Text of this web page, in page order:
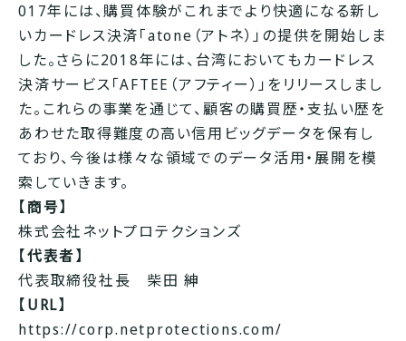
017年には、購買体験がこれまでより快適になる新し
いカードレス決済「atone（アトネ）」の提供を開始しま
した。さらに2018年には、台湾においてもカードレス
決済サービス「AFTEE（アフティー）」をリリースしまし
た。これらの事業を通じて、顧客の購買歴・支払い歴を
あわせた取得難度の高い信用ビッグデータを保有し
ており、今後は様々な領域でのデータ活用・展開を模
索していきます。
【商号】
株式会社ネットプロテクションズ
【代表者】
代表取締役社長 柴田 紳
【URL】
https://corp.netprotections.com/